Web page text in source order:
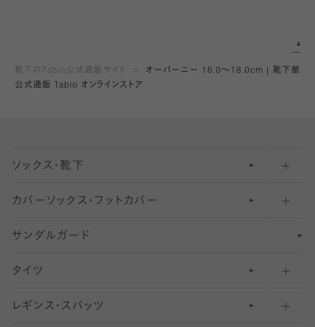
靴下のTabio公式通販サイト
オーバーニー 16.0～18.0cm | 靴下屋
公式通販 Tabio オンラインストア
ソックス・靴下
五本指ソックス・靴下
足袋ソックス・靴下
無地・プレーンソックス・靴下
柄ソックス・靴下
カバーソックス・フットカバー
フットカバー・カバーソックス（深め）
フットカバー・カバーソックス（ふつう）
フットカバー・カバーソックス（浅め）
サンダルガード
タイツ
30デニール以下のタイツ（薄手タイツ）
レギンス・スパッツ